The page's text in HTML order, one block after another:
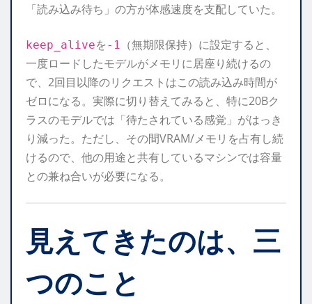
「読み込み待ち」の方が体感速度を支配していた。
keep_aliveを -1 （無期限保持）に設定すると、
一度ロードしたモデルがメモリに居座り続けるの
で、2回目以降のリクエストはこの読み込み時間が
ゼロになる。実際に切り替えてみると、特に20Bク
ラスのモデルでは「待たされている感覚」がはっき
り減った。ただし、その間VRAM/メモリを占有し続
けるので、他の用途と共有しているマシンでは容量
との兼ね合いが必要になる。
見えてきたのは、三
つのこと